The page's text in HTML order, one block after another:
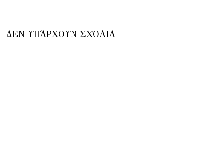
ΔΕΝ ΥΠΆΡΧΟΥΝ ΣΧΌΛΙΑ